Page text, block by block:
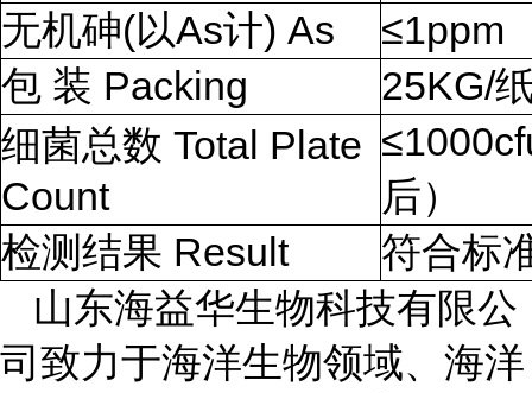
无机砷(以As计) As
≤1ppm
包 装 Packing
25KG/
细菌总数 Total Plate
Count
后）
检测结果 Result
符合标
山东海益华生物科技有限公
司致力于海洋生物领域、海洋